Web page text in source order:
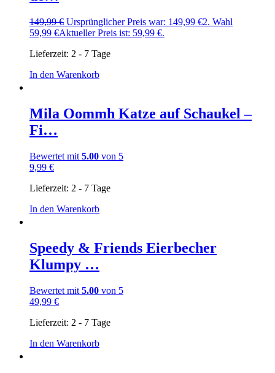
149,99€ Ursprünglicher Preis war: 149,99 €2. Wahl
59,99 €Aktueller Preis ist: 59,99 €.
Lieferzeit: 2 - 7 Tage
In den Warenkorb
Mila Oommh Katze auf Schaukel –
Fi…
Bewertet mit 5.00 von 5
9,99 €
Lieferzeit: 2 - 7 Tage
In den Warenkorb
Speedy & Friends Eierbecher
Klumpy …
Bewertet mit 5.00 von 5
49,99 €
Lieferzeit: 2 - 7 Tage
In den Warenkorb